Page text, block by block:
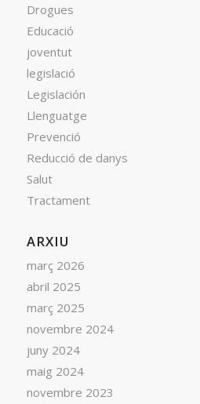
Drogues
Educació
joventut
legislació
Legislación
Llenguatge
Prevenció
Reducció de danys
Salut
Tractament
ARXIU
març 2026
abril 2025
març 2025
novembre 2024
juny 2024
maig 2024
novembre 2023